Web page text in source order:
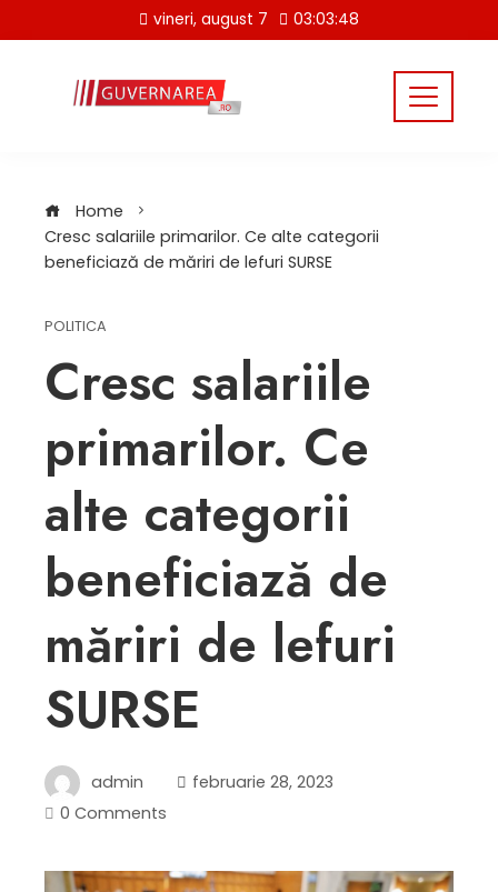
to
vineri, august 7 03:03:48
Home
Cresc salariile primarilor. Ce alte categorii
beneficiază de măriri de lefuri SURSE
POLITICA
Cresc salariile
primarilor. Ce
alte categorii
beneficiază de
măriri de lefuri
SURSE
admin
februarie 28, 2023
0 Comments